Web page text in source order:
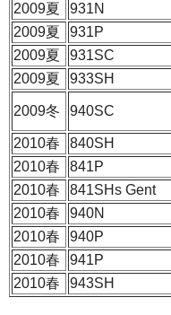
2009夏
931N
2009夏
931P
2009夏
931SC
2009夏
933SH
2009冬 940SC
2010春
840SH
2010春
841P
2010春
841SHs Gent
2010春
940N
2010春
940P
2010春
941P
2010春
943SH